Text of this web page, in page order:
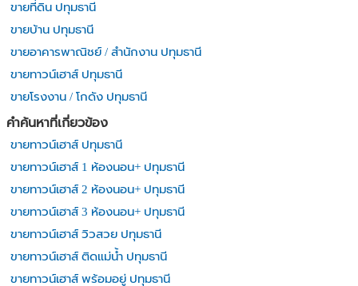
ขายที่ดิน ปทุมธานี
ขายบ้าน ปทุมธานี
ขายอาคารพาณิชย์ / สำนักงาน ปทุมธานี
ขายทาวน์เฮาส์ ปทุมธานี
ขายโรงงาน / โกดัง ปทุมธานี
คำค้นหาที่เกี่ยวข้อง
ขายทาวน์เฮาส์ ปทุมธานี
ขายทาวน์เฮาส์ 1 ห้องนอน+ ปทุมธานี
ขายทาวน์เฮาส์ 2 ห้องนอน+ ปทุมธานี
ขายทาวน์เฮาส์ 3 ห้องนอน+ ปทุมธานี
ขายทาวน์เฮาส์ วิวสวย ปทุมธานี
ขายทาวน์เฮาส์ ติดแม่น้ำ ปทุมธานี
ขายทาวน์เฮาส์ พร้อมอยู่ ปทุมธานี